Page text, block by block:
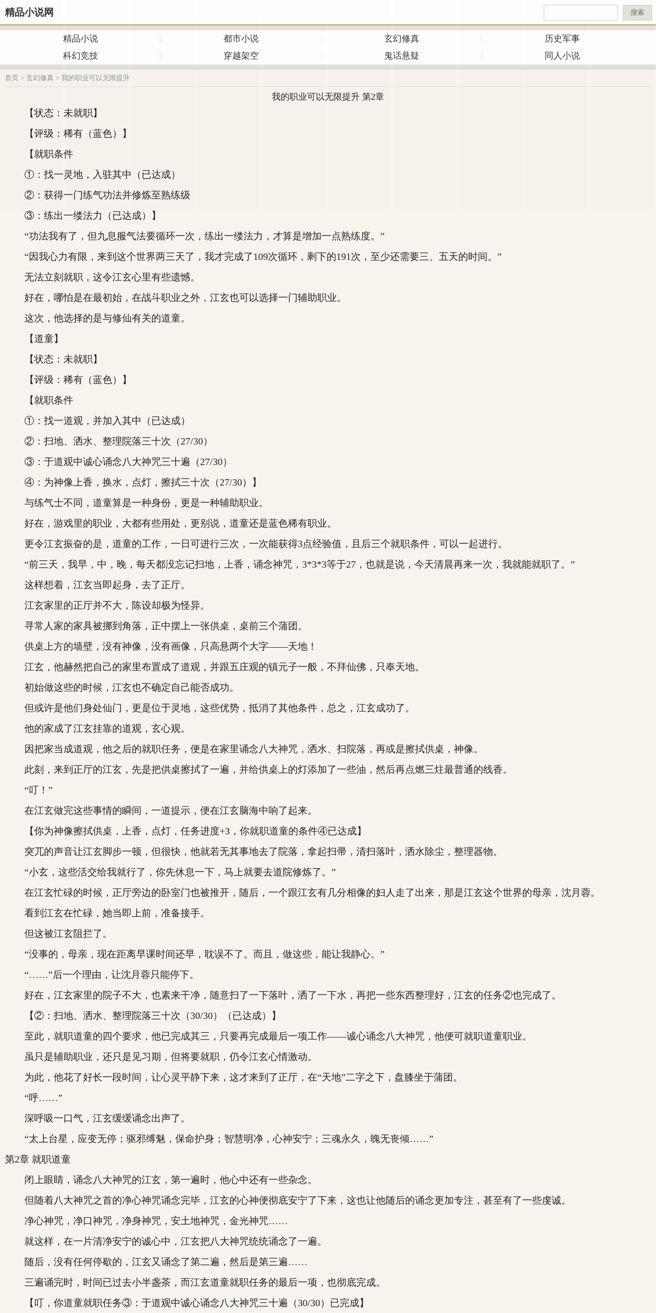
精品小说网 搜索
精品小说 都市小说 玄幻修真
历史军事
科幻竞技
穿越架空 鬼话悬疑 同人小说
首页 > 玄幻修真 > 我的职业可以无限提升
我的职业可以无限提升 第2章
【状态：未就职】
【评级：稀有（蓝色）】
【就职条件
①：找一灵地，入驻其中（已达成）
②：获得一门练气功法并修炼至熟练级
③：练出一缕法力（已达成）】
“功法我有了，但九息服气法要循环一次，练出一缕法力，才算是增加一点熟练度。”
“因我心力有限，来到这个世界两三天了，我才完成了109次循环，剩下的191次，至少还需要三、五天的时间。”
无法立刻就职，这令江玄心里有些遗憾。
好在，哪怕是在最初始，在战斗职业之外，江玄也可以选择一门辅助职业。
这次，他选择的是与修仙有关的道童。
【道童】
【状态：未就职】
【评级：稀有（蓝色）】
【就职条件
①：找一道观，并加入其中（已达成）
②：扫地、洒水、整理院落三十次（27/30）
③：于道观中诚心诵念八大神咒三十遍（27/30）
④：为神像上香，换水，点灯，擦拭三十次（27/30）】
与练气士不同，道童算是一种身份，更是一种辅助职业。
好在，游戏里的职业，大都有些用处，更别说，道童还是蓝色稀有职业。
更令江玄振奋的是，道童的工作，一日可进行三次，一次能获得3点经验值，且后三个就职条件，可以一起进行。
“前三天，我早，中，晚，每天都没忘记扫地，上香，诵念神咒，3*3*3等于27，也就是说，今天清晨再来一次，我就能就职了。”
这样想着，江玄当即起身，去了正厅。
江玄家里的正厅并不大，陈设却极为怪异。
寻常人家的家具被挪到角落，正中摆上一张供桌，桌前三个蒲团。
供桌上方的墙壁，没有神像，没有画像，只高悬两个大字——天地！
江玄，他赫然把自己的家里布置成了道观，并跟五庄观的镇元子一般，不拜仙佛，只奉天地。
初始做这些的时候，江玄也不确定自己能否成功。
但或许是他们身处仙门，更是位于灵地，这些优势，抵消了其他条件，总之，江玄成功了。
他的家成了江玄挂靠的道观，玄心观。
因把家当成道观，他之后的就职任务，便是在家里诵念八大神咒，洒水、扫院落，再或是擦拭供桌，神像。
此刻，来到正厅的江玄，先是把供桌擦拭了一遍，并给供桌上的灯添加了一些油，然后再点燃三炷最普通的线香。
“叮！”
在江玄做完这些事情的瞬间，一道提示，便在江玄脑海中响了起来。
【你为神像擦拭供桌，上香，点灯，任务进度+3，你就职道童的条件④已达成】
突兀的声音让江玄脚步一顿，但很快，他就若无其事地去了院落，拿起扫帚，清扫落叶，洒水除尘，整理器物。
“小玄，这些活交给我就行了，你先休息一下，马上就要去道院修炼了。”
在江玄忙碌的时候，正厅旁边的卧室门也被推开，随后，一个跟江玄有几分相像的妇人走了出来，那是江玄这个世界的母亲，沈月蓉。
看到江玄在忙碌，她当即上前，准备接手。
但这被江玄阻拦了。
“没事的，母亲，现在距离早课时间还早，耽误不了。而且，做这些，能让我静心。”
“……”后一个理由，让沈月蓉只能停下。
好在，江玄家里的院子不大，也素来干净，随意扫了一下落叶，洒了一下水，再把一些东西整理好，江玄的任务②也完成了。
【②：扫地、洒水、整理院落三十次（30/30）（已达成）】
至此，就职道童的四个要求，他已完成其三，只要再完成最后一项工作——诚心诵念八大神咒，他便可就职道童职业。
虽只是辅助职业，还只是见习期，但将要就职，仍令江玄心情激动。
为此，他花了好长一段时间，让心灵平静下来，这才来到了正厅，在“天地”二字之下，盘膝坐于蒲团。
“呼……”
深呼吸一口气，江玄缓缓诵念出声了。
“太上台星，应变无停；驱邪缚魅，保命护身；智慧明净，心神安宁；三魂永久，魄无丧倾……”
第2章 就职道童
闭上眼睛，诵念八大神咒的江玄，第一遍时，他心中还有一些杂念。
但随着八大神咒之首的净心神咒诵念完毕，江玄的心神便彻底安宁了下来，这也让他随后的诵念更加专注，甚至有了一些虔诚。
净心神咒，净口神咒，净身神咒，安土地神咒，金光神咒……
就这样，在一片清净安宁的诚心中，江玄把八大神咒统统诵念了一遍。
随后，没有任何停歇的，江玄又诵念了第二遍，然后是第三遍……
三遍诵完时，时间已过去小半盏茶，而江玄道童就职任务的最后一项，也彻底完成。
【叮，你道童就职任务③：于道观中诚心诵念八大神咒三十遍（30/30）已完成】